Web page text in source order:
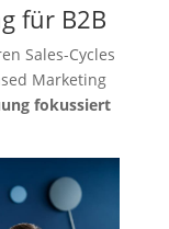
für B2B
Sales-Cycles
Marketing
fokussiert